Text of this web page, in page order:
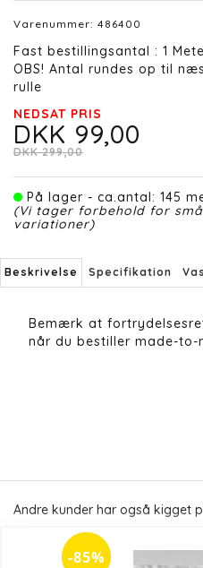
Varenummer: 486400
Fast bestillingsantal : 1
OBS! Antal rundes op til
rulle
NEDSAT PRIS
DKK 99,00
DKK 299,00
På lager - ca.antal: 145
(Vi tager forbehold for
variationer)
Beskrivelse Specifikation
Bemærk at
når du bestiller made-to-
Andre kunder har også kigget
-85%